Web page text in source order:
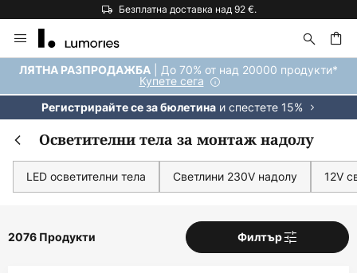
Безплатна доставка над 92 €.
Прескачане
към
съдържанието
ЛЯТНА РАЗПРОДАЖБА | До 70% от над 20000 продукти*
Купете сега
Регистрирайте се за бюлетинаи спестете 15%
Осветителни тела за монтаж надолу
LED осветителни тела Светлини 230V надолу 12V
2076 Продукти Филтър